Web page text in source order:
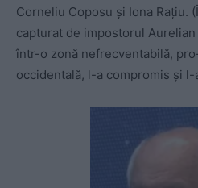
Corneliu Coposu și Iona Rațiu.
capturat de impostorul
într-o zonă nefrecventabilă,
occidentală, l-a compromis și